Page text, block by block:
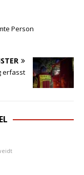
Person
erfasst